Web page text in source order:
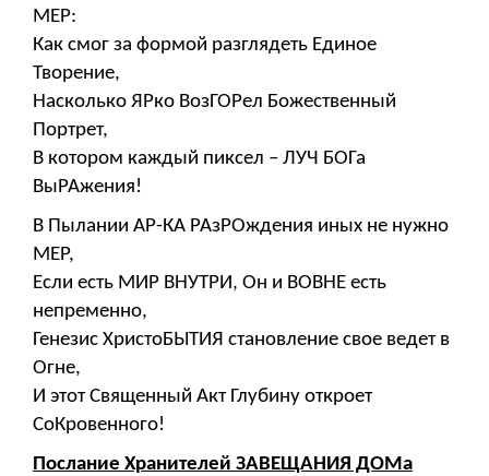
МЕР:
Как смог за формой разглядеть Единое
Творение,
Насколько ЯРко ВозГОРел Божественный
Портрет,
В котором каждый пиксел – ЛУЧ БОГа
ВыРАжения!
В Пылании АР-КА РАзРОждения иных не нужно
МЕР,
Если есть МИР ВНУТРИ, Он и ВОВНЕ есть
непременно,
Генезис ХристоБЫТИЯ становление свое ведет в
Огне,
И этот Священный Акт Глубину откроет
СоКровенного!
Послание Хранителей ЗАВЕЩАНИЯ ДОМа